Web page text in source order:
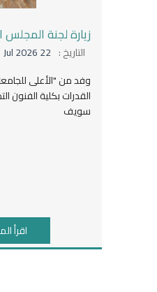
زيارة لجنة
التاريخ : 22 Jul 2026
وفد من "الأعلى
القدرات بكلية الفنون
سويف
اقرأ